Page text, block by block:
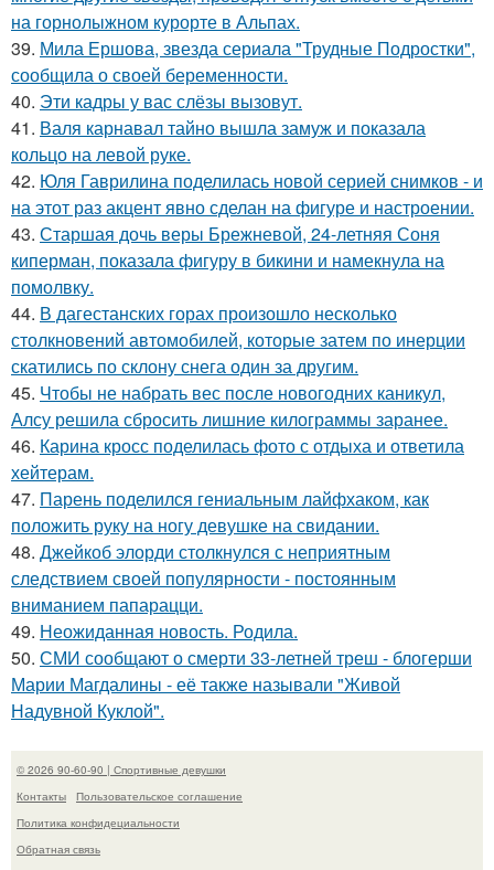
на горнолыжном курорте в Альпах.
39. Мила Ершова, звезда сериала "Трудные Подростки",
сообщила о своей беременности.
40. Эти кадры у вас слёзы вызовут.
41. Валя карнавал тайно вышла замуж и показала
кольцо на левой руке.
42. Юля Гаврилина поделилась новой серией снимков - и
на этот раз акцент явно сделан на фигуре и настроении.
43. Старшая дочь веры Брежневой, 24-летняя Соня
киперман, показала фигуру в бикини и намекнула на
помолвку.
44. В дагестанских горах произошло несколько
столкновений автомобилей, которые затем по инерции
скатились по склону снега один за другим.
45. Чтобы не набрать вес после новогодних каникул,
Алсу решила сбросить лишние килограммы заранее.
46. Карина кросс поделилась фото с отдыха и ответила
хейтерам.
47. Парень поделился гениальным лайфхаком, как
положить руку на ногу девушке на свидании.
48. Джейкоб элорди столкнулся с неприятным
следствием своей популярности - постоянным
вниманием папарацци.
49. Неожиданная новость. Родила.
50. СМИ сообщают о смерти 33-летней треш - блогерши
Марии Магдалины - её также называли "Живой
Надувной Куклой".
© 2026 90-60-90 | Спортивные девушки
Контакты
Пользовательское соглашение
Политика конфидециальности
Обратная связь